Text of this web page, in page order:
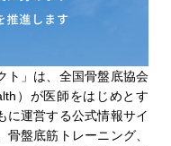
ト」は、全国骨盤底協会
）が医師をはじめとす
に運営する公式情報サイ
盤底筋トレーニング、